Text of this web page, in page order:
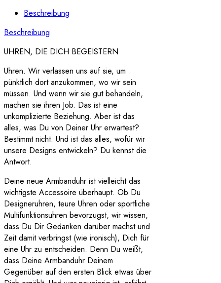
Beschreibung
Beschreibung
UHREN, DIE DICH BEGEISTERN
Uhren. Wir verlassen uns auf sie, um
pünktlich dort anzukommen, wo wir sein
müssen. Und wenn wir sie gut behandeln,
machen sie ihren Job. Das ist eine
unkomplizierte Beziehung. Aber ist das
alles, was Du von Deiner Uhr erwartest?
Bestimmt nicht. Und ist das alles, wofür wir
unsere Designs entwickeln? Du kennst die
Antwort.
Deine neue Armbanduhr ist vielleicht das
wichtigste Accessoire überhaupt. Ob Du
Designeruhren, teure Uhren oder sportliche
Multifunktionsuhren bevorzugst, wir wissen,
dass Du Dir Gedanken darüber machst und
Zeit damit verbringst (wie ironisch), Dich für
eine Uhr zu entscheiden. Denn Du weißt,
dass Deine Armbanduhr Deinem
Gegenüber auf den ersten Blick etwas über